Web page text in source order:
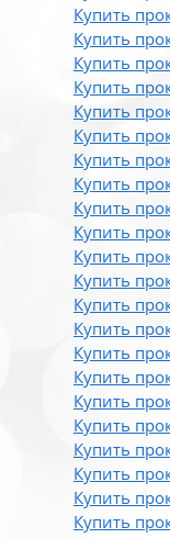
Купить
Купить
Купить
Купить
Купить
Купить
Купить
Купить
Купить
Купить
Купить
Купить
Купить
Купить
Купить
Купить
Купить
Купить
Купить
Купить
Купить
Купить